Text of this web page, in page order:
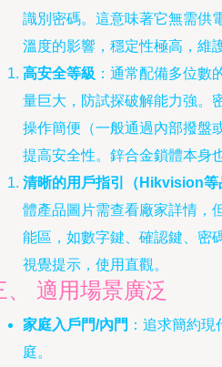
識別密碼。這意味著它無需供
溫度的影響，穩定性極高，維
高安全等級 ：通常配備多位數
量巨大，防試探破解能力強。
操作簡便（一般通過內部撥盤
提高安全性。鋅合金鎖體本身
清晰的用戶指引（Hikvision等
體產品圖片需查看廠家詳情，
能區，如數字鍵、確認鍵、密
視覺提示，使用直觀。
、 適用場景廣泛
家庭入戶門/內門 ：追求簡約
庭。